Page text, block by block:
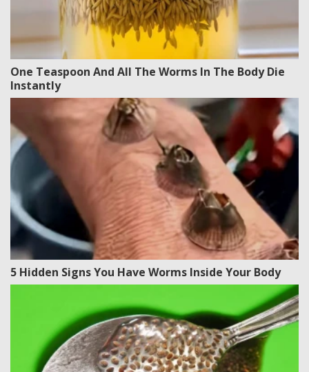
One Teaspoon And All The Worms In The Body Die
Instantly
5 Hidden Signs You Have Worms Inside Your Body